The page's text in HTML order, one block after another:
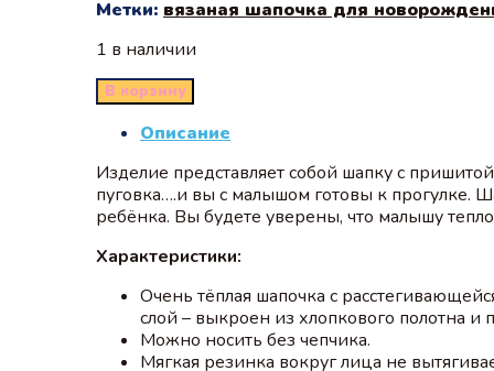
Метки: вязаная шапочка для
1 в наличии
В корзину
Описание
Изделие представляет собой шапку с
пуговка….и вы с малышом готовы к прогулке.
ребёнка. Вы будете уверены, что малышу
Характеристики:
Очень тёплая шапочка с
слой – выкроен из хлопкового полотна и
Можно носить без чепчика.
Мягкая резинка вокруг лица не